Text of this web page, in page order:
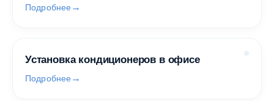
Подробнее
Установка кондиционеров в офисе
Подробнее